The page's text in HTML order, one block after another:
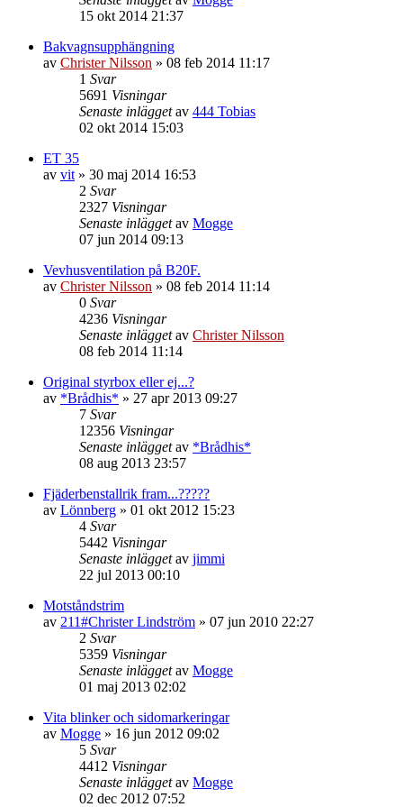
15 okt 2014 21:37
Bakvagnsupphängning
av Christer Nilsson » 08 feb 2014 11:17
1 Svar
5691 Visningar
Senaste inläggetav 444 Tobias
02 okt 2014 15:03
ET 35
av vit » 30 maj 2014 16:53
2 Svar
2327 Visningar
Senaste inläggetav Mogge
07 jun 2014 09:13
Vevhusventilation på B20F.
av Christer Nilsson » 08 feb 2014 11:14
0 Svar
4236 Visningar
Senaste inläggetav Christer Nilsson
08 feb 2014 11:14
Original styrbox eller ej...?
av *Brådhis* » 27 apr 2013 09:27
7 Svar
12356 Visningar
Senaste inläggetav *Brådhis*
08 aug 2013 23:57
Fjäderbenstallrik fram...?????
av Lönnberg » 01 okt 2012 15:23
4 Svar
5442 Visningar
Senaste inläggetav jimmi
22 jul 2013 00:10
Motståndstrim
av 211#Christer Lindström » 07 jun 2010 22:27
2 Svar
5359 Visningar
Senaste inläggetav Mogge
01 maj 2013 02:02
Vita blinker och sidomarkeringar
av Mogge » 16 jun 2012 09:02
5 Svar
4412 Visningar
Senaste inläggetav Mogge
02 dec 2012 07:52